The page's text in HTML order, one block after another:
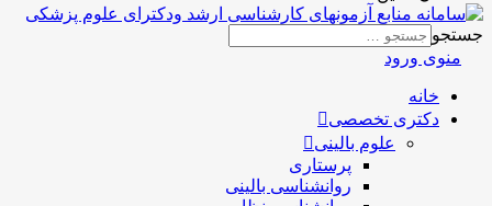
جستجو
منوی ورود
خانه
دکتری تخصصی
علوم بالینی
پرستاری
روانشناسی بالینی